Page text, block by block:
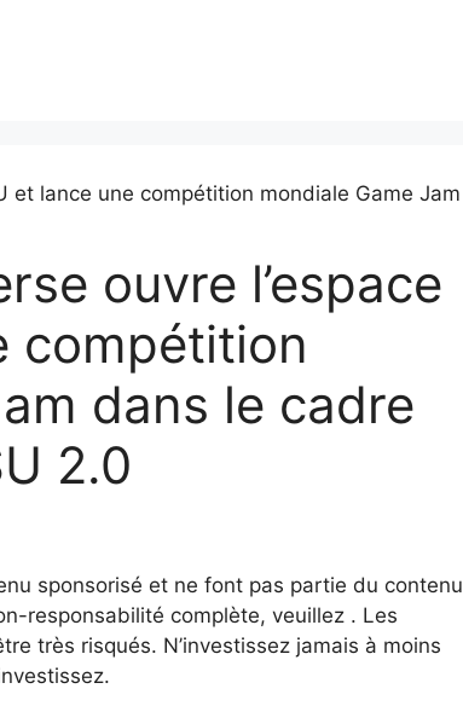
ouvre l’espace
compétition
dans le cadre
2.0
sponsorisé et ne font pas partie du contenu
responsabilité complète, veuillez . Les
très risqués. N’investissez jamais à moins